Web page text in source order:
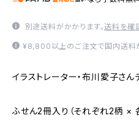
別途送料がかかります。送料を確
¥8,800以上のご注文で国内送料
イラストレーター・布川愛子さん
ふせん2冊入り（それぞれ2柄 ×